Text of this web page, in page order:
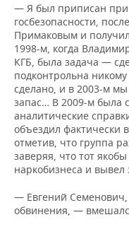
— Я был приписан при
госбезопасности,
Примаковым и
1998-м, когда
КГБ, была задача —
подконтрольна
сделано, и в 2003-м
запас… В 2009-м была
аналитические
объездил фактически
отметив, что группа
заверяя, что тот
наркобизнеса и
— Евгений Семенович,
обвинения, —